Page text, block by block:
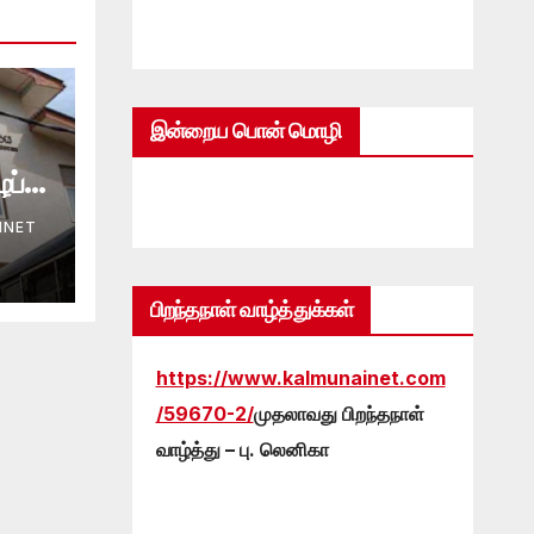
இன்றைய பொன் மொழி
பிறந்தநாள் வாழ்த்துக்கள்
https://www.kalmunainet.com
/59670-2/முதலாவது பிறந்தநாள்
வாழ்த்து – பு. லெனிகா